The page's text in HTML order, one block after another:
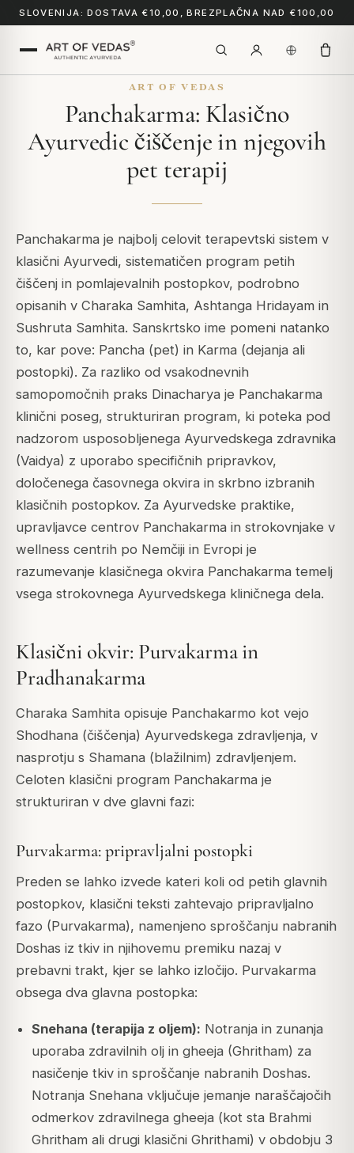
SLOVENIJA: DOSTAVA €10,00, BREZPLAČNA NAD €100,00
ART OF VEDAS
Panchakarma: Klasično
Ayurvedic čiščenje in njegovih
pet terapij
Panchakarma je najbolj celovit terapevtski sistem v
klasični Ayurvedi, sistematičen program petih
čiščenj in pomlajevalnih postopkov, podrobno
opisanih v Charaka Samhita, Ashtanga Hridayam in
Sushruta Samhita. Sanskrtsko ime pomeni natanko
to, kar pove: Pancha (pet) in Karma (dejanja ali
postopki). Za razliko od vsakodnevnih
samopomočnih praks Dinacharya je Panchakarma
klinični poseg, strukturiran program, ki poteka pod
nadzorom usposobljenega Ayurvedskega zdravnika
(Vaidya) z uporabo specifičnih pripravkov,
določenega časovnega okvira in skrbno izbranih
klasičnih postopkov. Za Ayurvedske praktike,
upravljavce centrov Panchakarma in strokovnjake v
wellness centrih po Nemčiji in Evropi je
razumevanje klasičnega okvira Panchakarma temelj
vsega strokovnega Ayurvedskega kliničnega dela.
Klasični okvir: Purvakarma in
Pradhanakarma
Charaka Samhita opisuje Panchakarmo kot vejo
Shodhana (čiščenja) Ayurvedskega zdravljenja, v
nasprotju s Shamana (blažilnim) zdravljenjem.
Celoten klasični program Panchakarma je
strukturiran v dve glavni fazi:
Purvakarma: pripravljalni postopki
Preden se lahko izvede kateri koli od petih glavnih
postopkov, klasični teksti zahtevajo pripravljalno
fazo (Purvakarma), namenjeno sproščanju nabranih
Doshas iz tkiv in njihovemu premiku nazaj v
prebavni trakt, kjer se lahko izločijo. Purvakarma
obsega dva glavna postopka:
Snehana (terapija z oljem): Notranja in zunanja
uporaba zdravilnih olj in gheeja (Ghritham) za
nasičenje tkiv in sproščanje nabranih Doshas.
Notranja Snehana vključuje jemanje naraščajočih
odmerkov zdravilnega gheeja (kot sta Brahmi
Ghritham ali drugi klasični Ghrithami) v obdobju 3